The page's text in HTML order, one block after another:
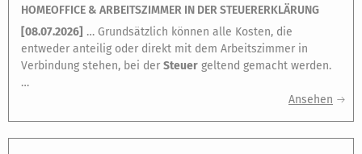
HOMEOFFICE & ARBEITSZIMMER IN DER STEUERERKLÄRUNG
[08.07.2026] … Grundsätzlich können alle Kosten, die
entweder anteilig oder direkt mit dem Arbeitszimmer in
Verbindung stehen, bei der Steuer geltend gemacht werden.
…
Ansehen